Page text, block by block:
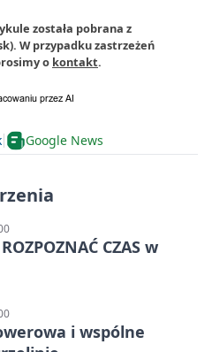
została pobrana z
W przypadku zastrzeżeń
o kontakt.
Google News
CZAS w
i wspólne